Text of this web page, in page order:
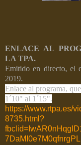
ENLACE AL
LA TPA.
Emitido en directo, el
2019.
Enlace al programa,
1´10" al 1´15".
https://www.rtpa.es/
8735.html?